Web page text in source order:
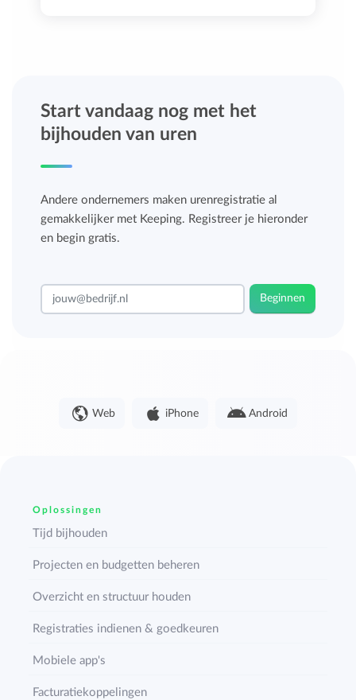
Start vandaag nog met het
bijhouden van uren
Andere ondernemers maken urenregistratie al
gemakkelijker met Keeping. Registreer je hieronder
en begin gratis.
Beginnen
Web iPhone Android
Oplossingen
Tijd bijhouden
Projecten en budgetten beheren
Overzicht en structuur houden
Registraties indienen & goedkeuren
Mobiele app's
Facturatiekoppelingen